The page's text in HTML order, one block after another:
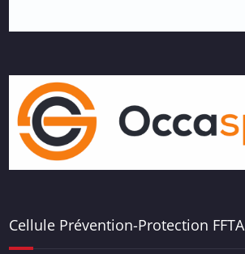
Cellule Prévention-Protection FFTA